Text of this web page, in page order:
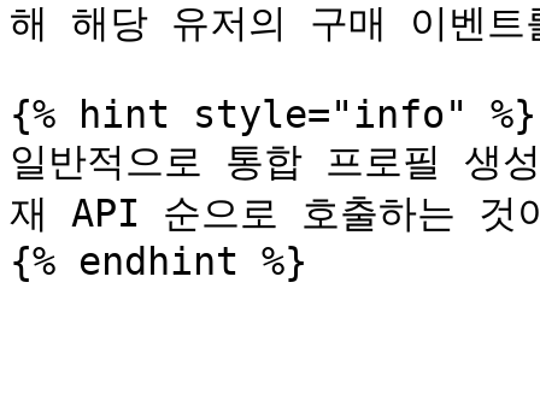
해 해당 유저의 구매 이벤트
{% hint style="info" %}
일반적으로 통합 프로필
재 API 순으로 호출하는 것